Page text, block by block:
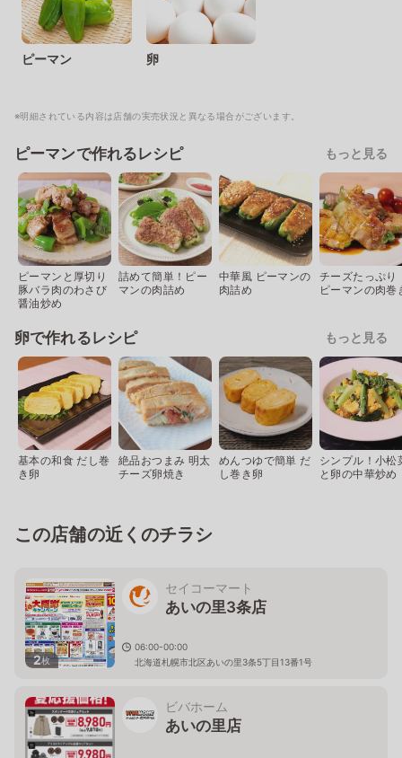
ピーマン 卵
※明細されている内容は店舗の実売状況と異なる場合がございます。
ピーマンで作れるレシピ もっと見る
ピーマンと厚切り
豚バラ肉のわさび
醤油炒め
詰めて簡単！ピー
マンの肉詰め
中華風 ピーマンの
肉詰め
チーズたっぷり
ピーマンの肉巻
卵で作れるレシピ もっと見る
基本の和食 だし巻
き卵
絶品おつまみ 明太
チーズ卵焼き
めんつゆで簡単 だ
し巻き卵
シンプル！小松
と卵の中華炒め
この店舗の近くのチラシ
2枚
セイコーマート
あいの里3条店
06:00-00:00
北海道札幌市北区あいの里3条5丁目13番1号
ビバホーム
あいの里店